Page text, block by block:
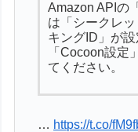
Amazon APIの
は「シークレ
キングID」が設
「Cocoon設定
てください。
… https://t.co/